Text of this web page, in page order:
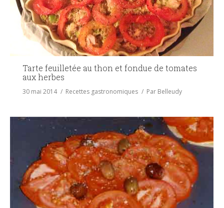
Tarte feuilletée au thon et fondue de tomates
aux herbes
30 mai 2014 Recettes gastronomiques Par Belleudy